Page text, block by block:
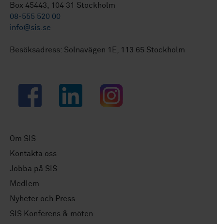
Box 45443, 104 31 Stockholm
08-555 520 00
info@sis.se
Besöksadress: Solnavägen 1E, 113 65 Stockholm
Facebook LinkedIn Instagram
Om SIS
Kontakta oss
Jobba på SIS
Medlem
Nyheter och Press
SIS Konferens & möten